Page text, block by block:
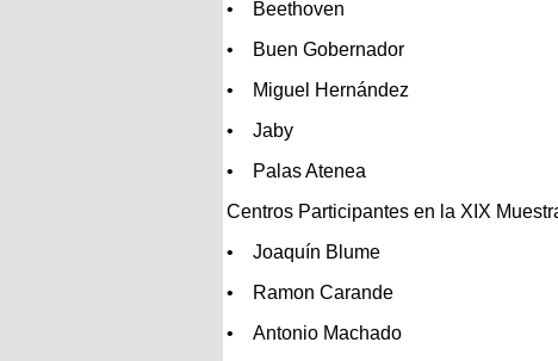
• Beethoven
• Buen Gobernador
• Miguel Hernández
• Jaby
• Palas Atenea
Centros Participantes en la XIX
• Joaquín Blume
• Ramon Carande
• Antonio Machado